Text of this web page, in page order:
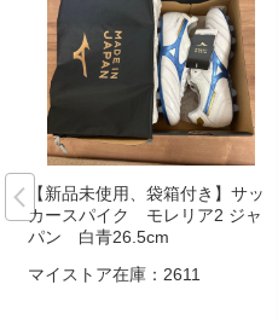
【新品未使用、袋箱付き】サッ
カースパイク モレリア2 ジャ
パン 白青26.5cm
マイストア在庫： 2611